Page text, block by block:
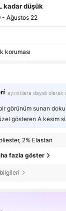
kadar düşük
- Ağustos 22
koruması
ayrıntılara dayalı olarak
görünüm sunan
gösteren A kesim
2% Elastan
fazla göster